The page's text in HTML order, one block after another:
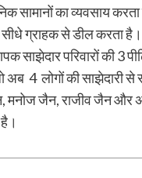
सामानों का व्यवसाय
ग्राहक से डील करता है।
साझेदार परिवारों की 3
अब 4 लोगों की साझेदारी से
मनोज जैन, राजीव जैन और
है।